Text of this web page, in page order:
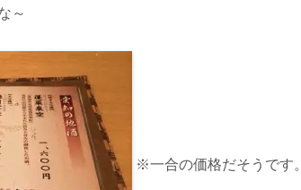
～
※一合の価格だそうです。